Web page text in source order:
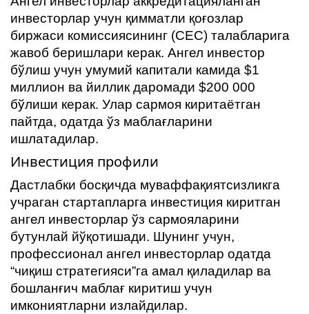
инвесторлар учун қимматли қоғозлар
биржаси комиссиясининг (СЕC) талабларига
жавоб беришлари керак. Ангел инвестор
бўлиш учун умумий капитали камида $1
миллион ва йиллик даромади $200 000
бўлиши керак. Улар сармоя киритаётган
пайтда, одатда ўз маблағларини
ишлатадилар.
Инвестиция профили
Дастлабки босқичда муваффақиятсизликга
учраган стартапларга инвестиция киритган
ангел инвесторлар ўз сармояларини
бутунлай йўқотишади. Шунинг учун,
профессионал ангел инвесторлар одатда
“чиқиш стратегияси”га амал қиладилар ва
бошланғич маблағ киритиш учун
имкониятларни излайдилар.